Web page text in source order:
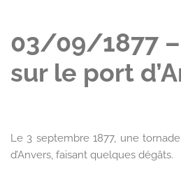
03/09/1877
sur le port
Le 3 septembre 1877, une
d’Anvers, faisant quelques dégâts.